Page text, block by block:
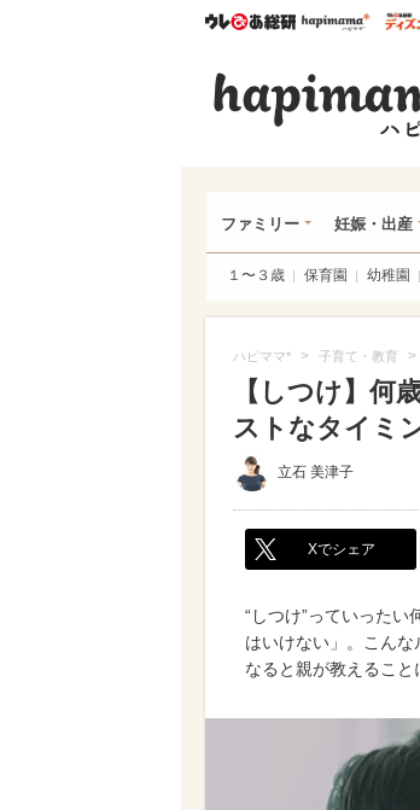
ウレぴあ総研
ハピ
ファミリー 妊娠・出産
１〜３歳 保育園 幼稚園
ハピママ* > 子育て・教育 >
【しつけ】何
ストなタイミ
立石 美津子
Xでシェア
“しつけ”っていった
はいけない」。こん
なると親が教えること